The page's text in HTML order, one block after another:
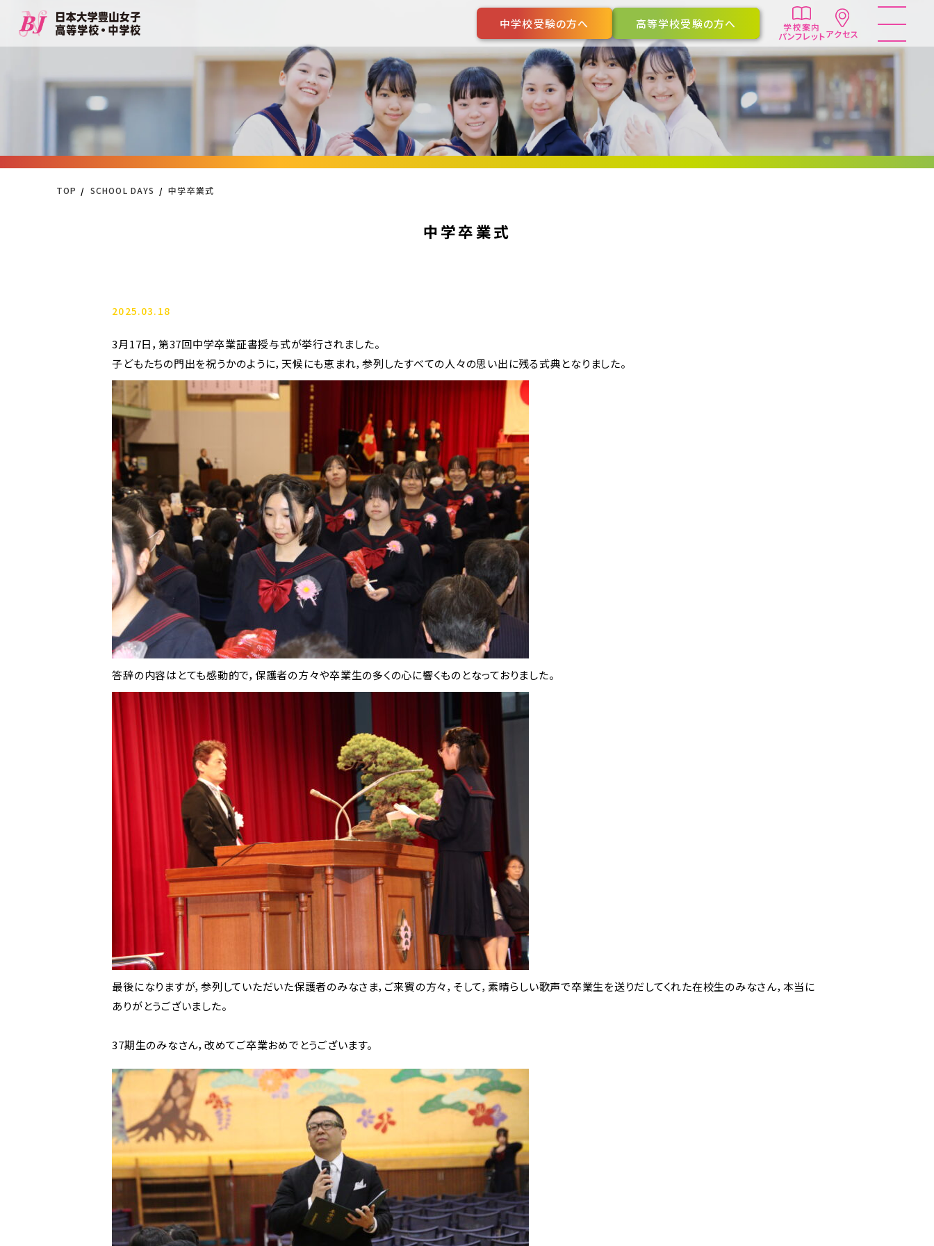
中学校受験の方へ 高等学校受験の方へ 学校案内
パンフレットアクセス
TOP SCHOOL DAYS 中学卒業式
中学卒業式
2025.03.18
3月17日，第37回中学卒業証書授与式が挙行されました。
子どもたちの門出を祝うかのように，天候にも恵まれ，参列したすべての人々の思い出に残る式典となりました。
答辞の内容はとても感動的で，保護者の方々や卒業生の多くの心に響くものとなっておりました。
最後になりますが，参列していただいた保護者のみなさま，ご来賓の方々，そして，素晴らしい歌声で卒業生を送りだしてくれた在校生のみなさん，本当に
ありがとうございました。
37期生のみなさん，改めてご卒業おめでとうございます。